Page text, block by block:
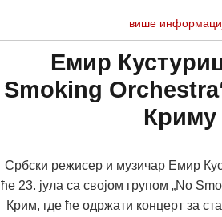
више
Емир
Smoking
Криму
Србски режисер и музичар Емир
ће 23. јула са својом групом „No
Крим, где ће одржати концерт за